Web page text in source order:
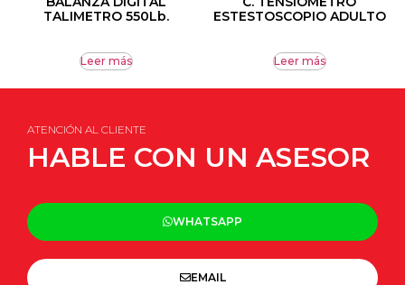
TALIMETRO 550Lb.
Leer más
ESTESTOSCOPIO ADULTO
Leer más
ATENCIÓN AL CLIENTE
HABLE CON UN ASESOR
WHATSAPP
EMAIL